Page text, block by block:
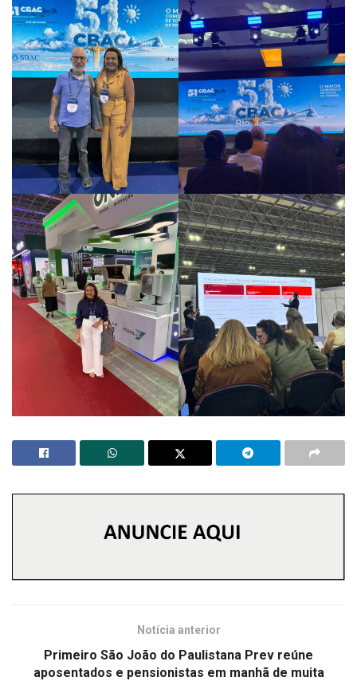
Notícia anterior
Primeiro São João do Paulistana Prev reúne
aposentados e pensionistas em manhã de muita